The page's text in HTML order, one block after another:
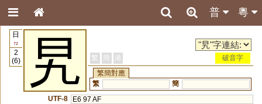
粵
普
日
72
2
(6)
旯 繁 簡 港
破音字
繁簡對應
繁
簡
UTF-8
E6 97 AF